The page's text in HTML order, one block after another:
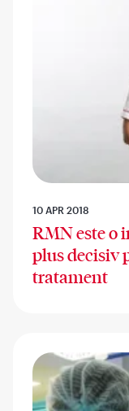
10 APR 2018
RMN este o
plus decisiv
tratament